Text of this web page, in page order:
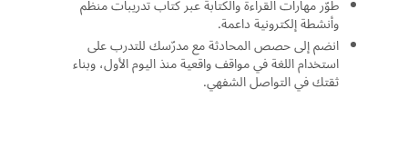
طوّر مهارات القراءة والكتابة عبر كتاب تدريبات منظم
وأنشطة إلكترونية داعمة.
انضم إلى حصص المحادثة مع مدرّسك للتدرب على
استخدام اللغة في مواقف واقعية منذ اليوم الأول، وبناء
ثقتك في التواصل الشفهي.